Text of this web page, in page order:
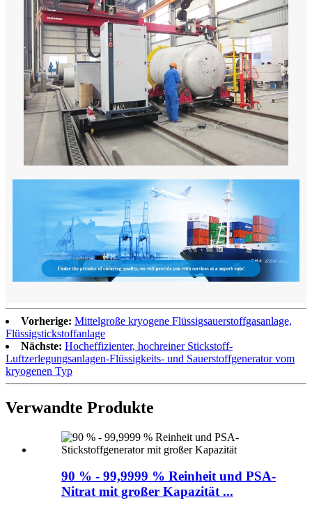
Vorherige: Mittelgroße kryogene Flüssigsauerstoffgasanlage,
Flüssigstickstoffanlage
Nächste: Hocheffizienter, hochreiner Stickstoff-
Luftzerlegungsanlagen-Flüssigkeits- und Sauerstoffgenerator vom
kryogenen Typ
Verwandte Produkte
90 % - 99,9999 % Reinheit und PSA-
Nitrat mit großer Kapazität ...